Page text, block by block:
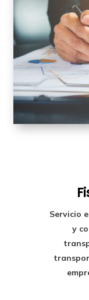
Servicio
y